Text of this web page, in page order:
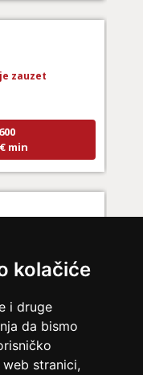
kolačiće
i druge
da bismo
stranici,
zauzet
min
min